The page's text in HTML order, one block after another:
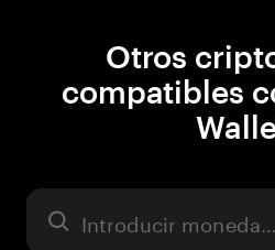
Otros
compatibles
Activo